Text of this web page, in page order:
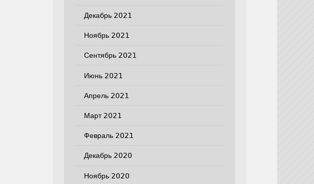
Декабрь 2021
Ноябрь 2021
Сентябрь 2021
Июнь 2021
Апрель 2021
Март 2021
Февраль 2021
Декабрь 2020
Ноябрь 2020